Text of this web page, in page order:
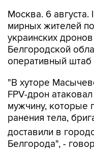
Москва. 6 августа.
мирных жителей
украинских
Белгородской
оперативный штаб
"В хуторе
FPV-дрон
мужчину, которые
ранения тела,
доставили в
Белгорода", -